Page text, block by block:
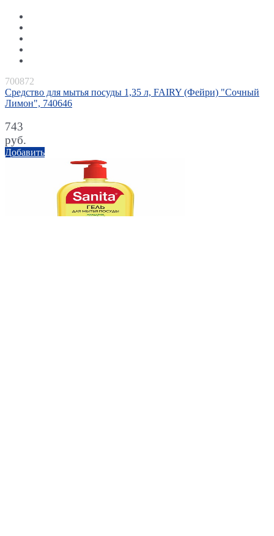
700872
Средство для мытья посуды 1,35 л, FAIRY (Фейри) "Сочный
Лимон", 740646
743
руб.
Добавить